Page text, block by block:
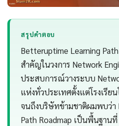
สรุปคำตอบ
Betteruptime Learning
สำคัญในวงการ Network
ประสบการณ์วางระบบ
แห่งทั่วประเทศตั้งแต่โรงเรีย
จนถึงบริษัทข้ามชาติผมพบว่า
Path Roadmap เป็นพื้นฐาน